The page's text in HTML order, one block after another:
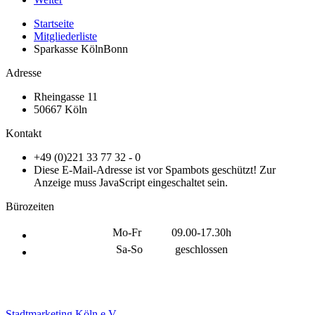
Startseite
Mitgliederliste
Sparkasse KölnBonn
Adresse
Rheingasse 11
50667 Köln
Kontakt
+49 (0)221 33 77 32 - 0
Diese E-Mail-Adresse ist vor Spambots geschützt! Zur
Anzeige muss JavaScript eingeschaltet sein.
Bürozeiten
Mo-Fr
09.00-17.30h
Sa-So
geschlossen